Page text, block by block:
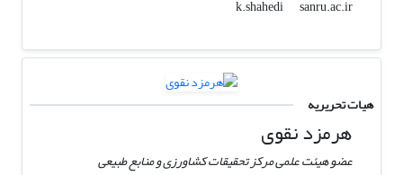
k.shahedi
sanru.ac.ir
هیات تحریریه
هرمزد نقوی
عضو هیئت علمی مرکز تحقیقات کشاورزی و منابع طبیعی